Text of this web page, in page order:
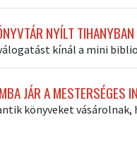
NYÍLT TIHANYBAN
kínál a mini
JÁR A MESTERSÉGES
könyveket vásárolnak,